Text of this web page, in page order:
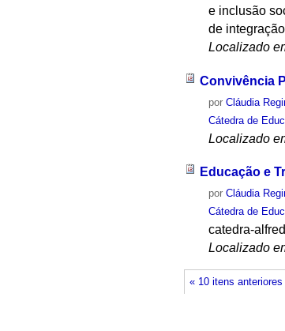
e inclusão
de
Localizado
Convivência
porCláudia
Cátedra de
Localizado
Educação e
porCláudia
Cátedra de
catedra-
Localizado
« 10 itens anteriores